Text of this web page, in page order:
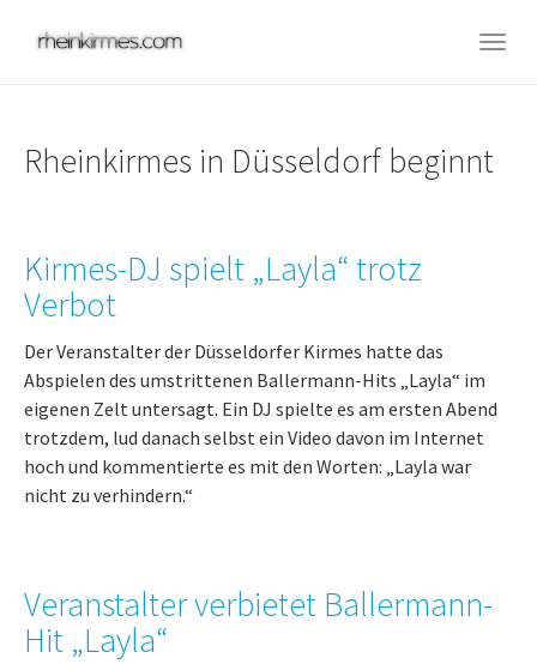
Rheinkirmes in Düsseldorf beginnt
Kirmes-DJ spielt „Layla“ trotz
Verbot
Der Veranstalter der Düsseldorfer Kirmes hatte das
Abspielen des umstrittenen Ballermann-Hits „Layla“ im
eigenen Zelt untersagt. Ein DJ spielte es am ersten Abend
trotzdem, lud danach selbst ein Video davon im Internet
hoch und kommentierte es mit den Worten: „Layla war
nicht zu verhindern.“
Veranstalter verbietet Ballermann-
Hit „Layla“